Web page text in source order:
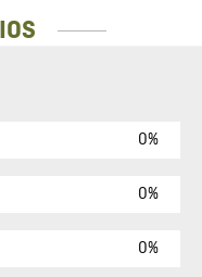
0%
0%
0%